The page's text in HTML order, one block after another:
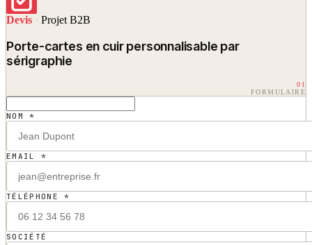
Devis · Projet B2B
Porte-cartes en cuir personnalisable par
sérigraphie
01
FORMULAIRE
NOM *
EMAIL *
TÉLÉPHONE *
SOCIÉTÉ